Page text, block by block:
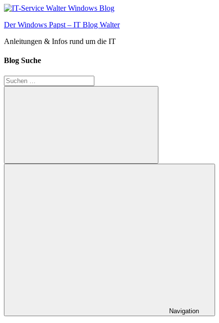
Zum
springen
Der Windows Papst – IT Blog Walter
Anleitungen & Infos rund um die IT
Blog Suche
Suchen
nach:
Suchen
Navigation